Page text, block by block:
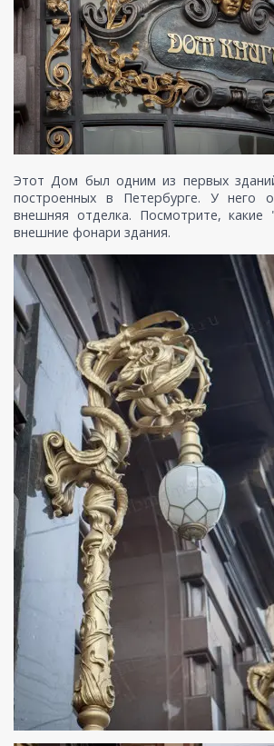
Этот Дом был одним из первых
построенных в Петербурге. У него
внешняя отделка. Посмотрите,
внешние фонари здания.